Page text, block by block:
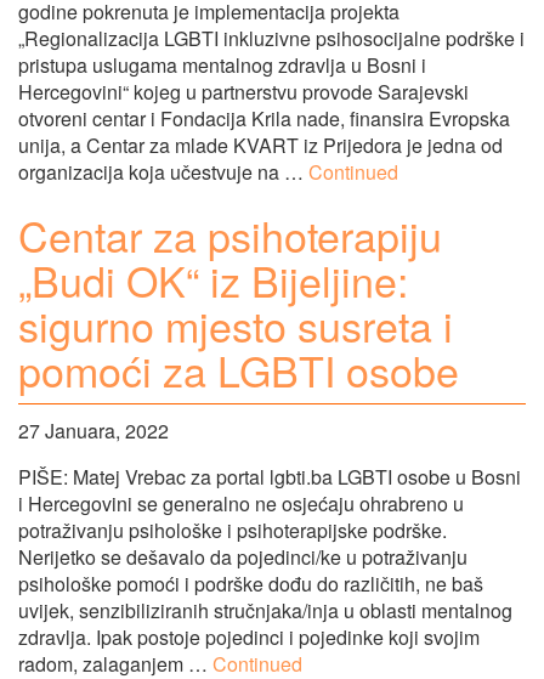
godine pokrenuta je implementacija projekta
„Regionalizacija LGBTI inkluzivne psihosocijalne podrške i
pristupa uslugama mentalnog zdravlja u Bosni i
Hercegovini“ kojeg u partnerstvu provode Sarajevski
otvoreni centar i Fondacija Krila nade, finansira Evropska
unija, a Centar za mlade KVART iz Prijedora je jedna od
organizacija koja učestvuje na … Continued
Centar za psihoterapiju
„Budi OK“ iz Bijeljine:
sigurno mjesto susreta i
pomoći za LGBTI osobe
27 Januara, 2022
PIŠE: Matej Vrebac za portal lgbti.ba LGBTI osobe u Bosni
i Hercegovini se generalno ne osjećaju ohrabreno u
potraživanju psihološke i psihoterapijske podrške.
Nerijetko se dešavalo da pojedinci/ke u potraživanju
psihološke pomoći i podrške dođu do različitih, ne baš
uvijek, senzibiliziranih stručnjaka/inja u oblasti mentalnog
zdravlja. Ipak postoje pojedinci i pojedinke koji svojim
radom, zalaganjem … Continued